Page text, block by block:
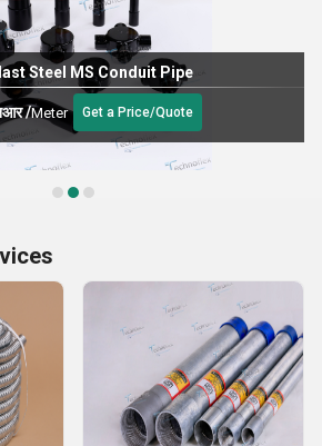
Steel MS Conduit Pipe
/Meter Get a Price/Quote